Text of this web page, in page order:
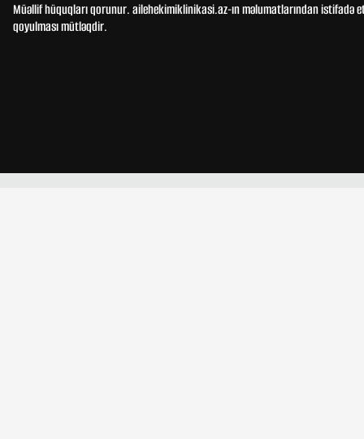
Müəllif hüquqları qorunur. ailehekimiklinikasi.az-ın məlumatlarından
qoyulması mütləqdir.